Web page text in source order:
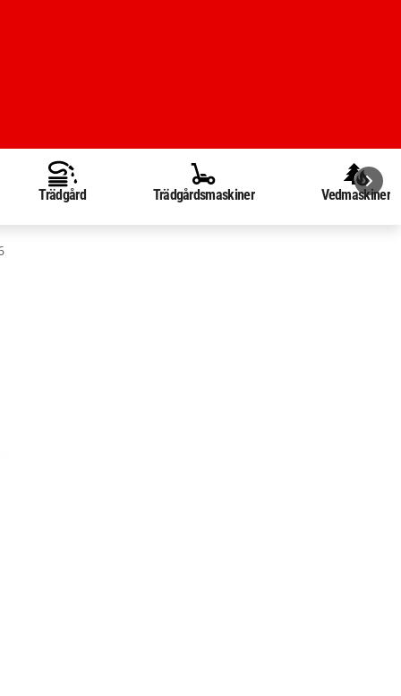
Trädgård Trädgårdsmaskiner Vedmaskiner